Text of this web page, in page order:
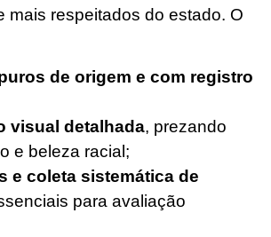
mais respeitados do estado. O
de origem e com registro
visual detalhada, prezando
e beleza racial;
e coleta sistemática de
para avaliação